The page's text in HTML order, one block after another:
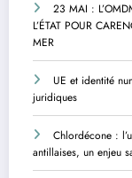
23 MAI :
L’ÉTAT POUR
MER
UE et identité
juridiques
Chlordécone :
antillaises, un enjeu